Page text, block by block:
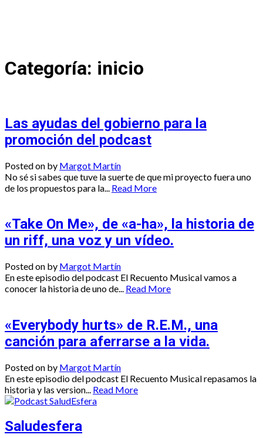
Categoría: inicio
Las ayudas del gobierno para la
promoción del podcast
Posted on by Margot Martín
No sé si sabes que tuve la suerte de que mi proyecto fuera uno
de los propuestos para la...
Read More
«Take On Me», de «a-ha», la historia de
un riff, una voz y un vídeo.
Posted on by Margot Martín
En este episodio del podcast El Recuento Musical vamos a
conocer la historia de uno de... Read More
«Everybody hurts» de R.E.M., una
canción para aferrarse a la vida.
Posted on by Margot Martín
En este episodio del podcast El Recuento Musical repasamos la
historia y las version... Read More
Saludesfera